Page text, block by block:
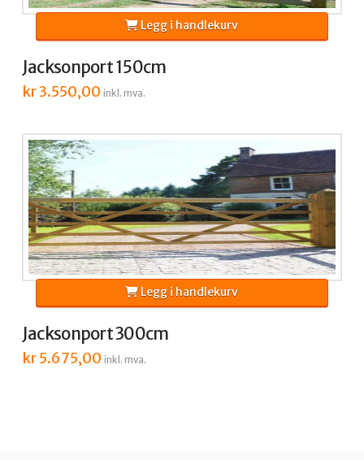
Jacksonport 150cm
kr3.550,00 inkl. mva.
Legg i handlekurv
Jacksonport 300cm
kr5.675,00 inkl. mva.
Legg i handlekurv